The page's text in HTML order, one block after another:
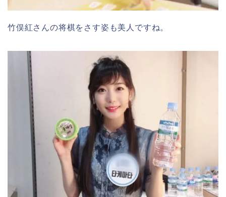
竹俣紅さんの将棋をさす姿も美人ですね。